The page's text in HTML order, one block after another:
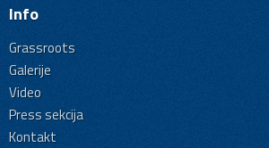
Info
Grassroots
Galerije
Video
Press sekcija
Kontakt